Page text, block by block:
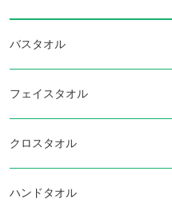
バスタオル
フェイスタオル
クロスタオル
ハンドタオル